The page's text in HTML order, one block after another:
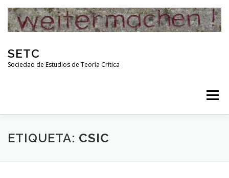
content
SETC
Sociedad de Estudios de Teoría Crítica
Menu
HOME NOTICIAS ACTIVIDADES
ETIQUETA: CSIC